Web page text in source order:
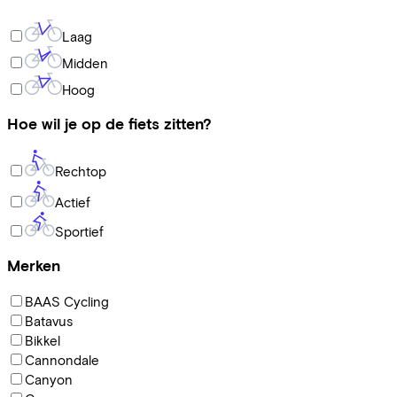
Laag
Midden
Hoog
Hoe wil je op de fiets zitten?
Rechtop
Actief
Sportief
Merken
BAAS Cycling
Batavus
Bikkel
Cannondale
Canyon